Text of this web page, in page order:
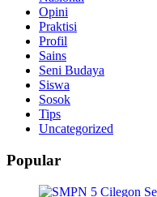
Opini
Praktisi
Profil
Sains
Seni Budaya
Siswa
Sosok
Tips
Uncategorized
Popular